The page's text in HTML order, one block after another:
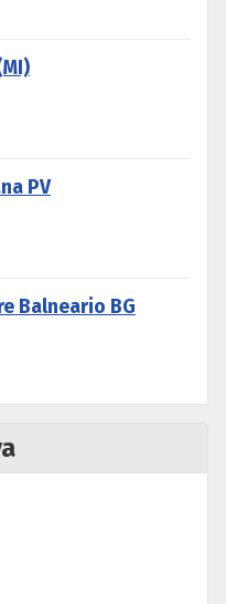
PV
Balneario BG